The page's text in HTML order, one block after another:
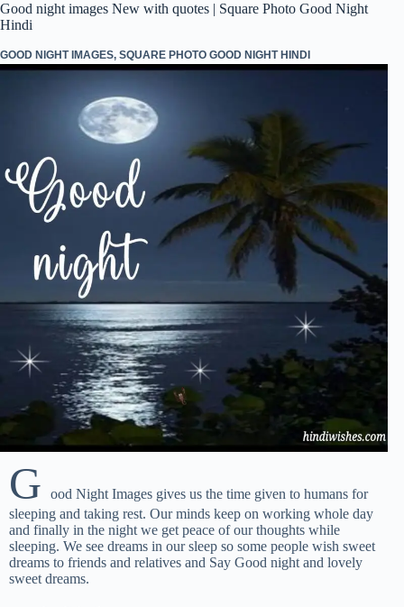
Good night images New with quotes | Square Photo Good Night
Hindi
GOOD NIGHT IMAGES, SQUARE PHOTO GOOD NIGHT HINDI
G
ood Night Images gives us the time given to humans for
sleeping and taking rest. Our minds keep on working whole day
and finally in the night we get peace of our thoughts while
sleeping. We see dreams in our sleep so some people wish sweet
dreams to friends and relatives and Say Good night and lovely
sweet dreams.